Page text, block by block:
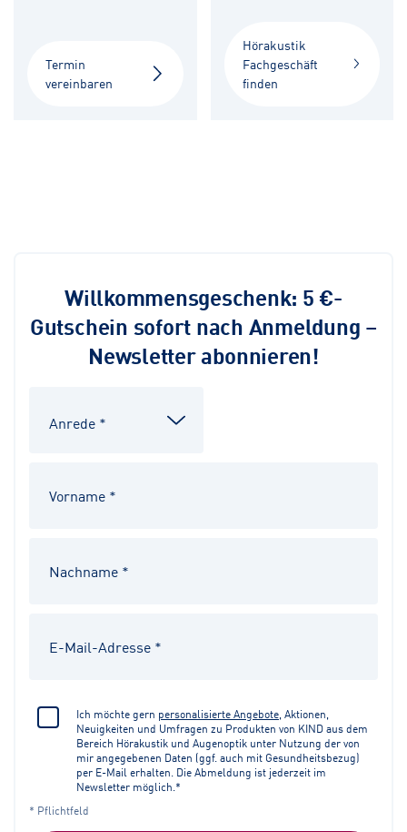
Termin
vereinbaren
Hörakustik
Fachgeschäft
finden
Willkommensgeschenk: 5 €-
Gutschein sofort nach Anmeldung –
Newsletter abonnieren!
Ich möchte gern personalisierte Angebote , Aktionen,
Neuigkeiten und Umfragen zu Produkten von KIND aus dem
Bereich Hörakustik und Augenoptik unter Nutzung der von
mir angegebenen Daten (ggf. auch mit Gesundheitsbezug)
per E-Mail erhalten. Die Abmeldung ist jederzeit im
Newsletter möglich.*
* Pflichtfeld